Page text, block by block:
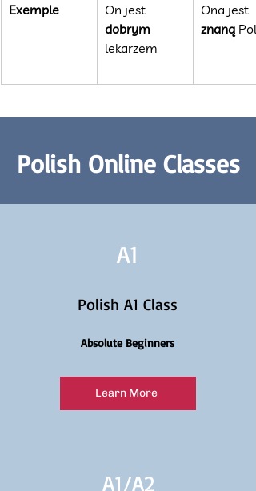
Exemple
On jest
dobrym
lekarzem
Ona jest
znaną
Polish Online Classes
A1
Polish A1 Class
Absolute Beginners
Learn More
A1/A2